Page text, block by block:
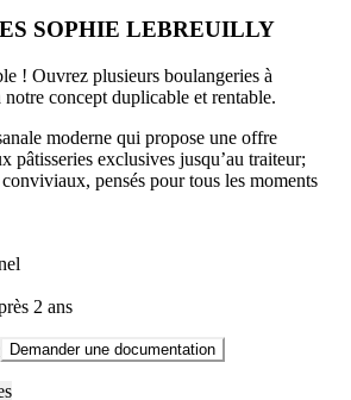
SOPHIE LEBREUILLY
! Ouvrez plusieurs boulangeries à
concept duplicable et rentable.
moderne qui propose une offre
pâtisseries exclusives jusqu’au traiteur;
pensés pour tous les moments
2 ans
Demander une documentation